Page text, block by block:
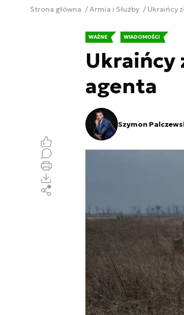
Strona główna Armia i Służby Ukraińcy
WAŻNE WIADOMOŚCI
Ukraińcy
agenta
Szymon